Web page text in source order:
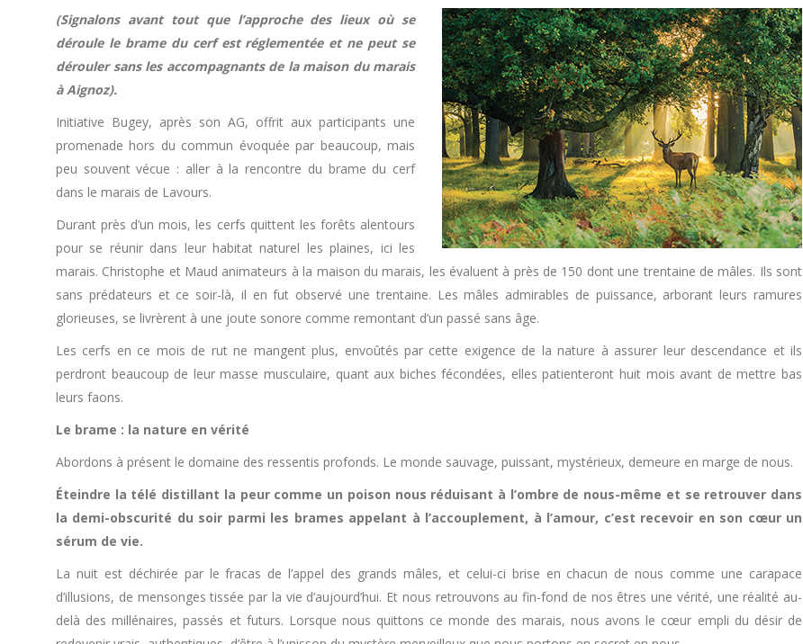
(Signalons avant tout que l’approche des lieux où se
déroule le brame du cerf est réglementée et ne peut se
dérouler sans les accompagnants de la maison du marais
à Aignoz).
Initiative Bugey, après son AG, offrit aux participants une
promenade hors du commun évoquée par beaucoup, mais
peu souvent vécue : aller à la rencontre du brame du cerf
dans le marais de Lavours.
Durant près d’un mois, les cerfs quittent les forêts alentours
pour se réunir dans leur habitat naturel les plaines, ici les
marais. Christophe et Maud animateurs à la maison du marais, les évaluent à près de 150 dont une trentaine de mâles. Ils sont
sans prédateurs et ce soir-là, il en fut observé une trentaine. Les mâles admirables de puissance, arborant leurs ramures
glorieuses, se livrèrent à une joute sonore comme remontant d’un passé sans âge.
Les cerfs en ce mois de rut ne mangent plus, envoûtés par cette exigence de la nature à assurer leur descendance et ils
perdront beaucoup de leur masse musculaire, quant aux biches fécondées, elles patienteront huit mois avant de mettre bas
leurs faons.
Le brame : la nature en vérité
Abordons à présent le domaine des ressentis profonds. Le monde sauvage, puissant, mystérieux, demeure en marge de nous.
Éteindre la télé distillant la peur comme un poison nous réduisant à l’ombre de nous-même et se retrouver dans
la demi-obscurité du soir parmi les brames appelant à l’accouplement, à l’amour, c’est recevoir en son cœur un
sérum de vie.
La nuit est déchirée par le fracas de l’appel des grands mâles, et celui-ci brise en chacun de nous comme une carapace
d’illusions, de mensonges tissée par la vie d’aujourd’hui. Et nous retrouvons au fin-fond de nos êtres une vérité, une réalité au-
delà des millénaires, passés et futurs. Lorsque nous quittons ce monde des marais, nous avons le cœur empli du désir de